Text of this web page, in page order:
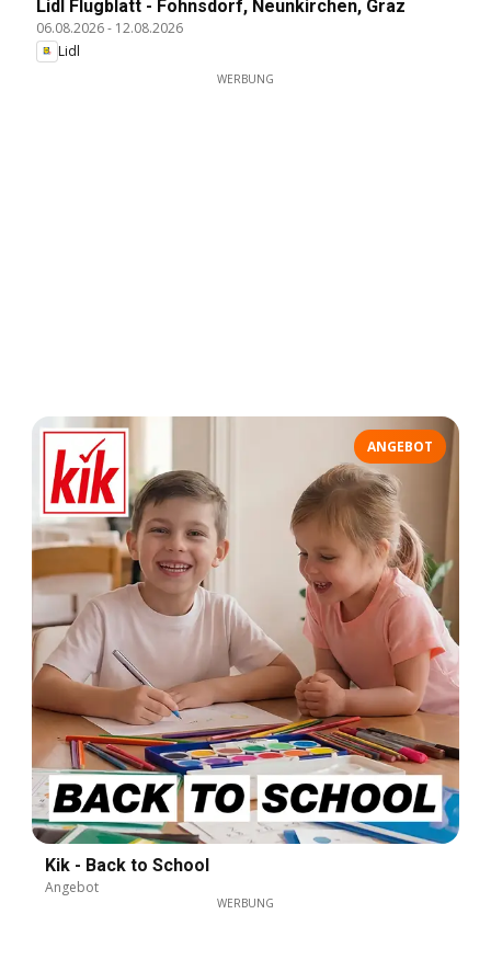
Lidl Flugblatt - Fohnsdorf, Neunkirchen, Graz
06.08.2026- 12.08.2026
Lidl
WERBUNG
ANGEBOT
Kik - Back to School
Angebot
WERBUNG